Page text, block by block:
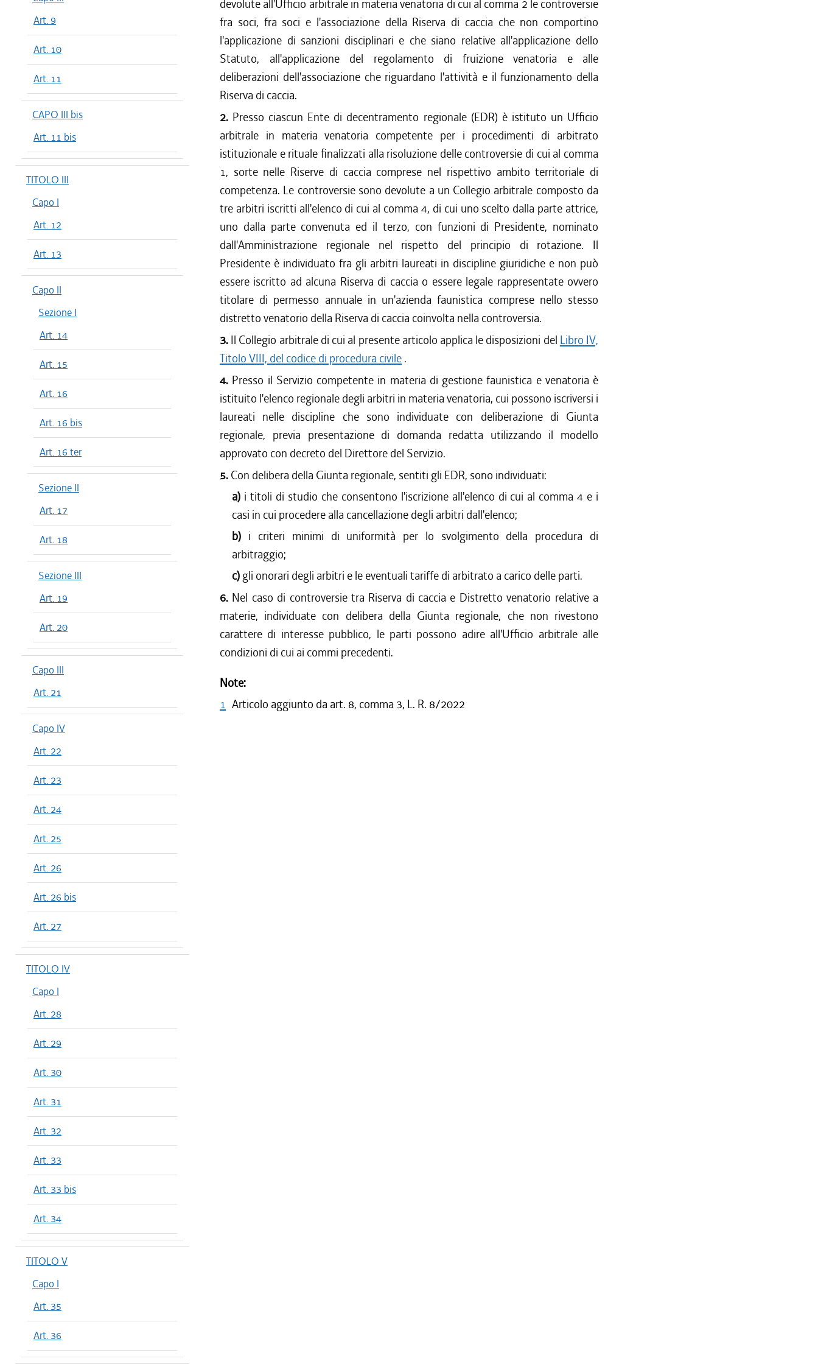
Art. 9
Art. 10
Art. 11
CAPO III bis
Art. 11 bis
TITOLO III
Capo I
Art. 12
Art. 13
Capo II
Sezione I
Art. 14
Art. 15
Art. 16
Art. 16 bis
Art. 16 ter
Sezione II
Art. 17
Art. 18
Sezione III
Art. 19
Art. 20
Capo III
Art. 21
Capo IV
Art. 22
Art. 23
Art. 24
Art. 25
Art. 26
Art. 26 bis
Art. 27
TITOLO IV
Capo I
Art. 28
Art. 29
Art. 30
Art. 31
Art. 32
Art. 33
Art. 33 bis
Art. 34
TITOLO V
Capo I
Art. 35
Art. 36
dal 27/07/2017 al 31/12/2017
dal 01/04/2017 al 26/07/2017
dal 01/01/2017 al 31/03/2017
dal 13/08/2016 al 31/12/2016
dal 01/06/2016 al 12/08/2016
dal 01/04/2016 al 31/05/2016
dal 01/04/2015 al 16/03/2016
dal 29/01/2015 al 31/03/2015
dal 18/12/2014 al 28/01/2015
dal 01/04/2014 al 17/12/2014
dal 08/08/2013 al 31/03/2014
dal 01/04/2013 al 07/08/2013
dal 17/08/2012 al 31/03/2013
dal 01/04/2012 al 16/08/2012
dal 01/01/2012 al 31/03/2012
dal 25/08/2011 al 31/12/2011
dal 01/04/2011 al 24/08/2011
dal 01/01/2011 al 31/03/2011
dal 28/10/2010 al 31/12/2010
dal 22/07/2010 al 27/10/2010
dal 08/07/2010 al 21/07/2010
dal 01/04/2010 al 07/07/2010
dal 01/01/2010 al 31/03/2010
dal 06/08/2009 al 31/12/2009
dal 30/07/2009 al 05/08/2009
dal 04/06/2009 al 29/07/2009
dal 01/04/2009 al 03/06/2009
dal 03/04/2008 al 31/03/2009
devolute all'Ufficio arbitrale in materia venatoria di cui al comma 2 le controversie
fra soci, fra soci e l'associazione della Riserva di caccia che non comportino
l'applicazione di sanzioni disciplinari e che siano relative all'applicazione dello
Statuto, all'applicazione del regolamento di fruizione venatoria e alle
deliberazioni dell'associazione che riguardano l'attività e il funzionamento della
Riserva di caccia.
2. Presso ciascun Ente di decentramento regionale (EDR) è istituto un Ufficio
arbitrale in materia venatoria competente per i procedimenti di arbitrato
istituzionale e rituale finalizzati alla risoluzione delle controversie di cui al comma
1, sorte nelle Riserve di caccia comprese nel rispettivo ambito territoriale di
competenza. Le controversie sono devolute a un Collegio arbitrale composto da
tre arbitri iscritti all'elenco di cui al comma 4, di cui uno scelto dalla parte attrice,
uno dalla parte convenuta ed il terzo, con funzioni di Presidente, nominato
dall'Amministrazione regionale nel rispetto del principio di rotazione. Il
Presidente è individuato fra gli arbitri laureati in discipline giuridiche e non può
essere iscritto ad alcuna Riserva di caccia o essere legale rappresentate ovvero
titolare di permesso annuale in un'azienda faunistica comprese nello stesso
distretto venatorio della Riserva di caccia coinvolta nella controversia.
3. Il Collegio arbitrale di cui al presente articolo applica le disposizioni del Libro IV,
Titolo VIII, del codice di procedura civile .
4. Presso il Servizio competente in materia di gestione faunistica e venatoria è
istituito l'elenco regionale degli arbitri in materia venatoria, cui possono iscriversi i
laureati nelle discipline che sono individuate con deliberazione di Giunta
regionale, previa presentazione di domanda redatta utilizzando il modello
approvato con decreto del Direttore del Servizio.
5. Con delibera della Giunta regionale, sentiti gli EDR, sono individuati:
a) i titoli di studio che consentono l'iscrizione all'elenco di cui al comma 4 e i
casi in cui procedere alla cancellazione degli arbitri dall'elenco;
b) i criteri minimi di uniformità per lo svolgimento della procedura di
arbitraggio;
c) gli onorari degli arbitri e le eventuali tariffe di arbitrato a carico delle parti.
6. Nel caso di controversie tra Riserva di caccia e Distretto venatorio relative a
materie, individuate con delibera della Giunta regionale, che non rivestono
carattere di interesse pubblico, le parti possono adire all'Ufficio arbitrale alle
condizioni di cui ai commi precedenti.
Note:
1 Articolo aggiunto da art. 8, comma 3, L. R. 8/2022